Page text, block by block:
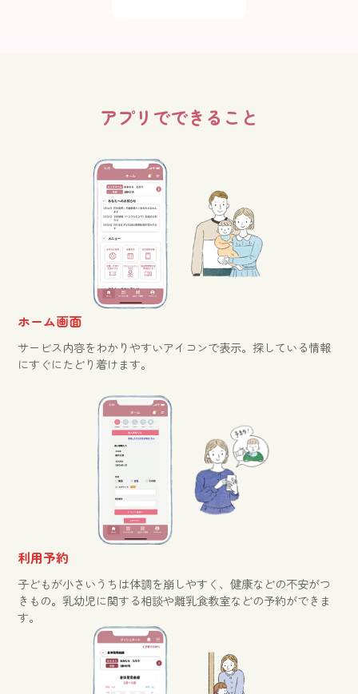
アプリでできること
ホーム画面
サービス内容をわかりやすいアイコンで表示。探している情報
にすぐにたどり着けます。
利用予約
子どもが小さいうちは体調を崩しやすく、健康などの不安がつ
きもの。乳幼児に関する相談や離乳食教室などの予約ができま
す。